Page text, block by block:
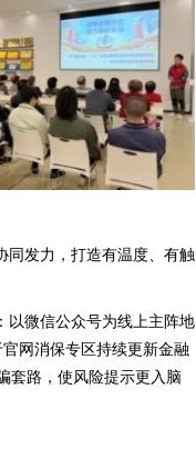
同发力，打造有温度、有触
以微信公众号为线上主阵地
网消保专区持续更新金融
套路，使风险提示更入脑